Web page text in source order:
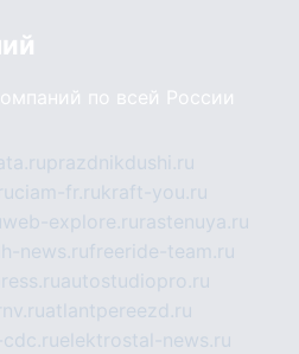
по всей России
prazdnikdushi.ru
ciam-fr.rukraft-you.ru
web-explore.ru rastenuya.ru
news.rufreeride-team.ru
autostudiopro.ru
atlantpereezd.ru
elektrostal-news.ru